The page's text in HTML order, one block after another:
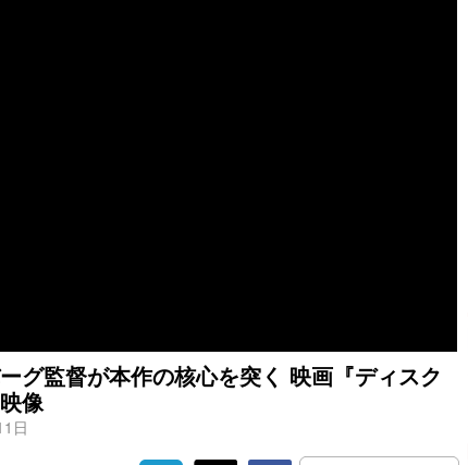
グ監督が本作の核心を突く 映画『ディスク
像
日